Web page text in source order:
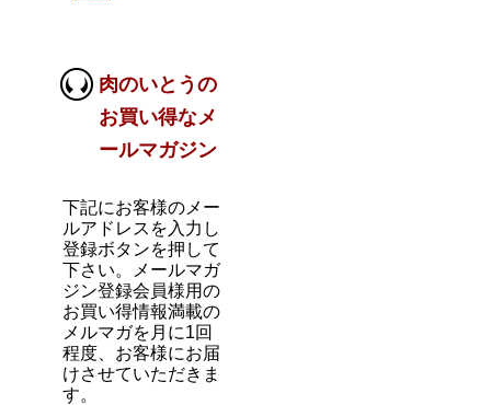
肉のいとうの
お買い得なメ
ールマガジン
下記にお客様のメー
ルアドレスを入力し
登録ボタンを押して
下さい。メールマガ
ジン登録会員様用の
お買い得情報満載の
メルマガを月に1回
程度、お客様にお届
けさせていただきま
す。